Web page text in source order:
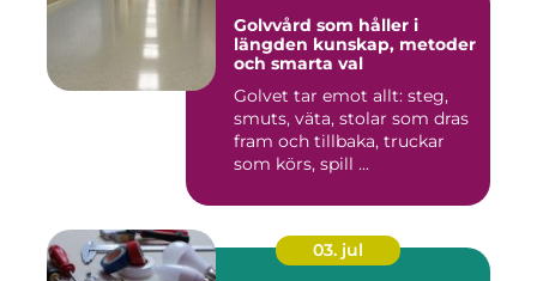
Golvvård som håller i
längden kunskap, metoder
och smarta val
Golvet tar emot allt: steg,
smuts, väta, stolar som dras
fram och tillbaka, truckar
som körs, spill ...
03. jul